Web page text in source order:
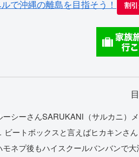
で沖縄の離島を目指そう！ 割
ーシーさんSARUKANI（サルカニ）
ビートボックスと言えばヒカキンさ
モネプ後もハイスクールバンバンで